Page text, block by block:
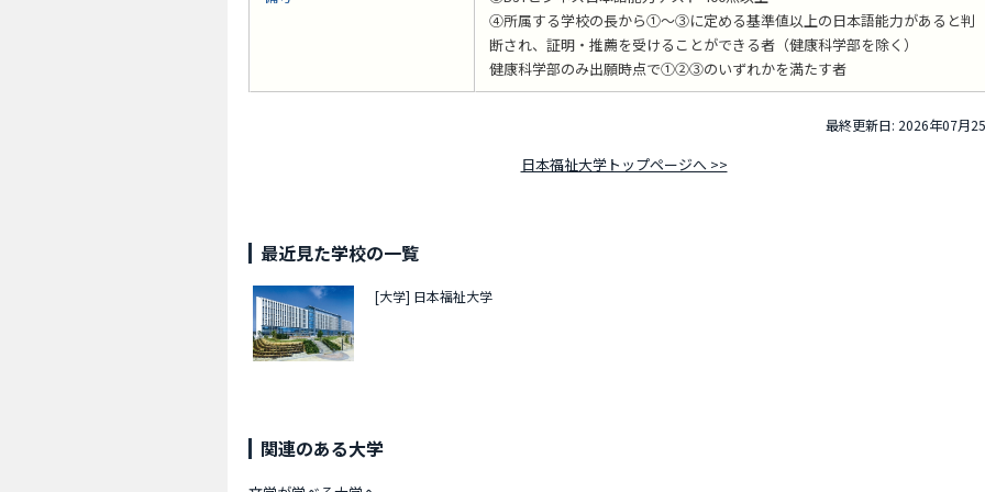
④所属する学校の長から①～③に定める基準値以上の日本語能力があると判
断され、証明・推薦を受けることができる者（健康科学部を除く）
健康科学部のみ出願時点で①②③のいずれかを満たす者
最終更新日: 2026年07月
日本福祉大学トップページへ >>
最近見た学校の一覧
[大学] 日本福祉大学
関連のある大学